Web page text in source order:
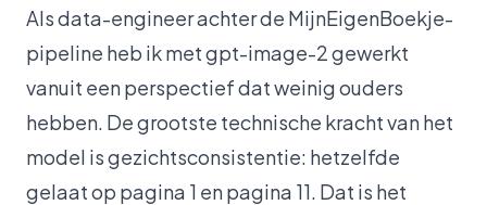
Als data-engineer achter de MijnEigenBoekje-
pipeline heb ik met gpt-image-2 gewerkt
vanuit een perspectief dat weinig ouders
hebben. De grootste technische kracht van het
model is gezichtsconsistentie: hetzelfde
gelaat op pagina 1 en pagina 11. Dat is het